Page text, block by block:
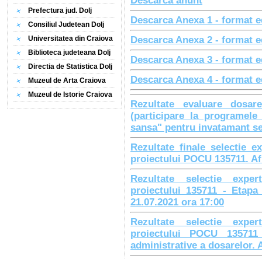
Prefectura jud. Dolj
Consiliul Judetean Dolj
Universitatea din Craiova
Biblioteca judeteana Dolj
Directia de Statistica Dolj
Muzeul de Arta Craiova
Muzeul de Istorie Craiova
Descarca Anexa 1 - format
Descarca Anexa 2 - format
Descarca Anexa 3 - format
Descarca Anexa 4 - format
Rezultate evaluare
(participare la
sansa" pentru invatamant
Rezultate finale selectie
proiectului POCU 135711.
Rezultate selectie
proiectului 135711 -
21.07.2021 ora 17:00
Rezultate selectie
proiectului POCU
administrative a dosarelor.